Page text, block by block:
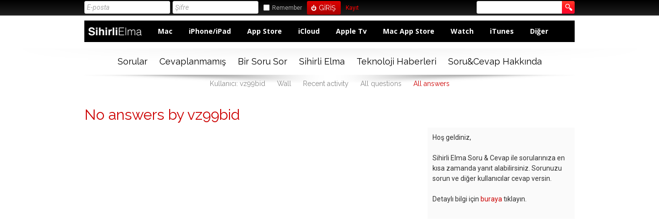
Remember Kayıt
Mac iPhone/iPad App Store iCloud Apple Tv Mac App Store Watch iTunes Diğer
Sorular Cevaplanmamış Bir Soru Sor Sihirli Elma Teknoloji Haberleri Soru&Cevap Hakkında
Kullanıcı: vz99bid Wall Recent activity All questions All answers
No answers by vz99bid
Hoş geldiniz,
Sihirli Elma Soru & Cevap ile sorularınıza en
kısa zamanda yanıt alabilirsiniz. Sorunuzu
sorun ve diğer kullanıcılar cevap versin.
Detaylı bilgi için buraya tıklayın.